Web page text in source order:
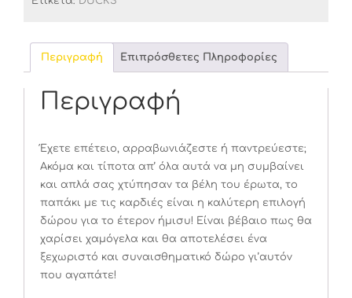
Περιγραφή Επιπρόσθετες Πληροφορίες
Περιγραφή
Έχετε επέτειο, αρραβωνιάζεστε ή παντρεύεστε;
Ακόμα και τίποτα απ’ όλα αυτά να μη συμβαίνει
και απλά σας χτύπησαν τα βέλη του έρωτα, το
παπάκι με τις καρδιές είναι η καλύτερη επιλογή
δώρου για το έτερον ήμισυ! Είναι βέβαιο πως θα
χαρίσει χαμόγελα και θα αποτελέσει ένα
ξεχωριστό και συναισθηματικό δώρο γι’αυτόν
που αγαπάτε!